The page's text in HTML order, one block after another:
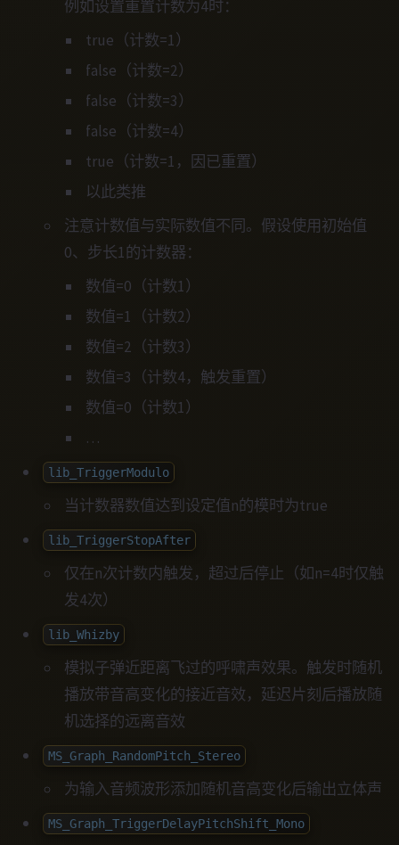
例如设置重置计数为4时：
true（计数=1）
false（计数=2）
false（计数=3）
false（计数=4）
true（计数=1，因已重置）
以此类推
注意计数值与实际数值不同。假设使用初始值
0、步长1的计数器：
数值=0（计数1）
数值=1（计数2）
数值=2（计数3）
数值=3（计数4，触发重置）
数值=0（计数1）
…
lib_TriggerModulo
当计数器数值达到设定值n的模时为true
lib_TriggerStopAfter
仅在n次计数内触发，超过后停止（如n=4时仅触
发4次）
lib_Whizby
模拟子弹近距离飞过的呼啸声效果。触发时随机
播放带音高变化的接近音效，延迟片刻后播放随
机选择的远离音效
MS_Graph_RandomPitch_Stereo
为输入音频波形添加随机音高变化后输出立体声
MS_Graph_TriggerDelayPitchShift_Mono